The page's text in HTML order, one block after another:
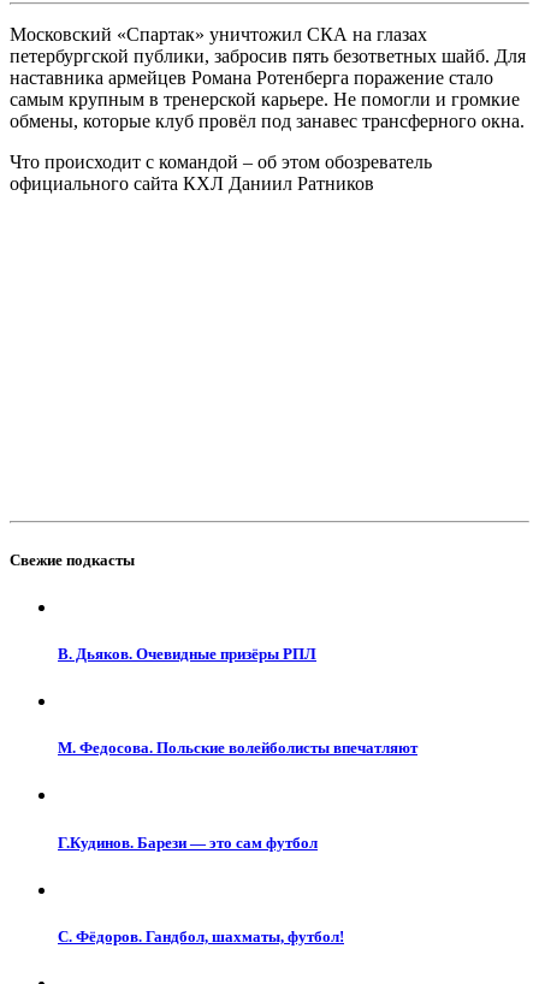
Московский «Спартак» уничтожил СКА на глазах
петербургской публики, забросив пять безответных шайб. Для
наставника армейцев Романа Ротенберга поражение стало
самым крупным в тренерской карьере. Не помогли и громкие
обмены, которые клуб провёл под занавес трансферного окна.
Что происходит с командой – об этом обозреватель
официального сайта КХЛ Даниил Ратников
Свежие подкасты
В. Дьяков. Очевидные призёры РПЛ
М. Федосова. Польские волейболисты впечатляют
Г.Кудинов. Барези — это сам футбол
С. Фёдоров. Гандбол, шахматы, футбол!